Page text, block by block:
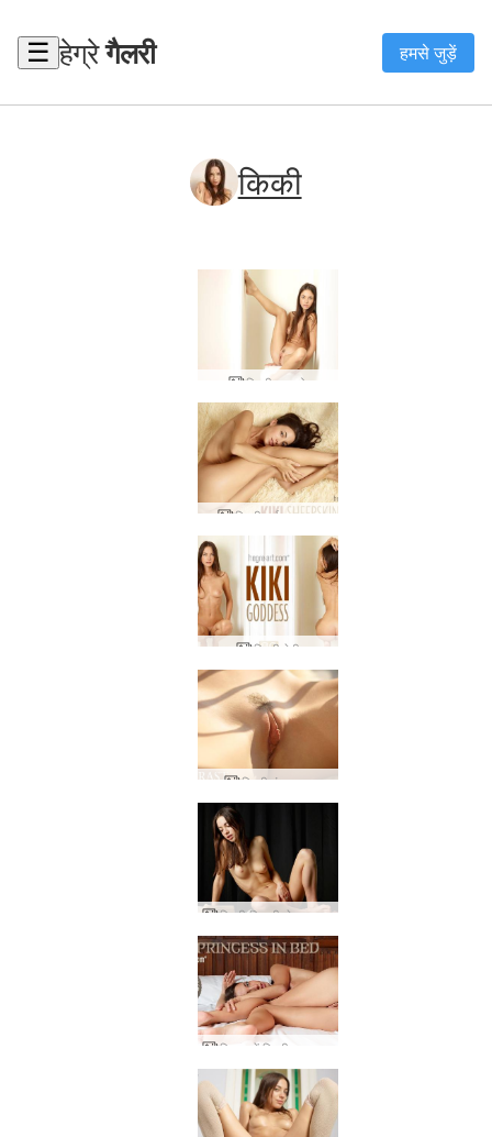
☰ हेग्रेगैलरी हमसे जुड़ें
किकी
किकी एक्सपो
किकी चर्मपत्र शग
किकी देवी
किकी कंट्रास्ट
किकी फिफ्टी शेड्स ऑफ ग्रे